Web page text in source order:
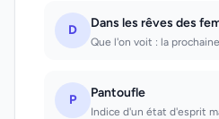
D Dans les rêves des
P Pantoufle